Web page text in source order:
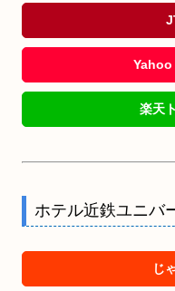
Yahoo
楽天
ホテル近鉄ユニバ
じ